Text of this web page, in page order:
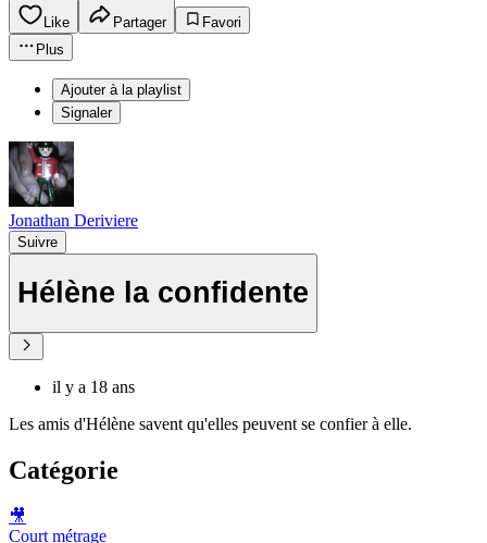
Like Partager
Favori
Plus
Ajouter à la playlist
Signaler
Jonathan Deriviere
Suivre
Hélène la confidente
il y a 18 ans
Les amis d'Hélène savent qu'elles peuvent se confier à elle.
Catégorie
🎥
Court métrage